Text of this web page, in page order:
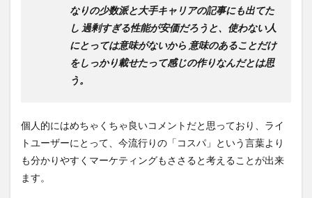
なりの少数派と大手キャリアの記事にも出てた
し 過剰すぎる性能が安価だろうと、使わない人
にとっては意味がないから 意味のあることだけ
をしっかり載せたって感じの作りなんだとは思
う。
個人的にはめちゃくちゃ良いコメントだと思っており、ライ
トユーザーにとって、今流行りの「コスパ」という言葉より
も分かりやすくマーケティングもささると考えることが出来
ます。